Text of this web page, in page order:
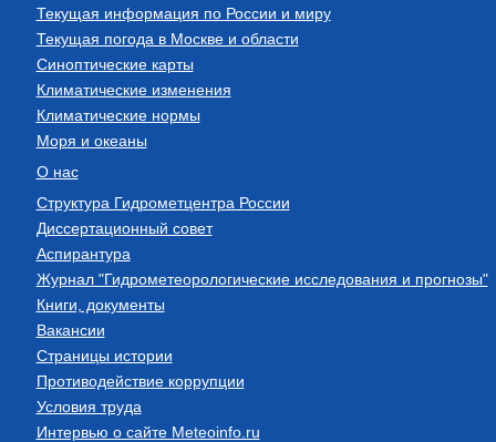
Текущая информация по России и миру
Текущая погода в Москве и области
Синоптические карты
Климатические изменения
Климатические нормы
Моря и океаны
О нас
Структура Гидрометцентра России
Диссертационный совет
Аспирантура
Журнал "Гидрометеорологические исследования и прогнозы"
Книги, документы
Вакансии
Страницы истории
Противодействие коррупции
Условия труда
Интервью о сайте Meteoinfo.ru